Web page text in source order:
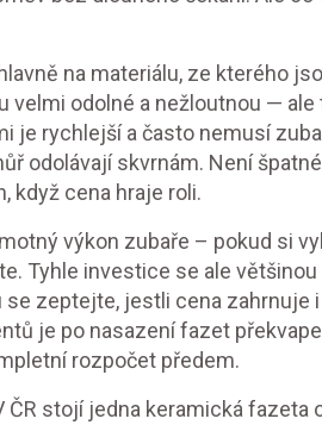
na materiálu, ze kterého
velmi odolné a nežloutnou —
je rychlejší a často nemusí
odolávají skvrnám. Není
když cena hraje roli.
výkon zubaře – pokud si
Tyhle investice se ale
se zeptejte, jestli cena zahrnuje
je po nasazení fazet
rozpočet předem.
ČR stojí jedna keramická